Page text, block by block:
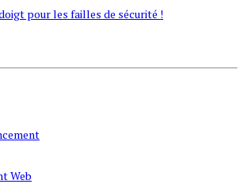
pour les failles de sécurité !
Web